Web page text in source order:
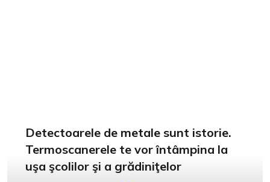
Detectoarele de metale sunt istorie.
Termoscanerele te vor întâmpina la
uşa şcolilor şi a grădiniţelor